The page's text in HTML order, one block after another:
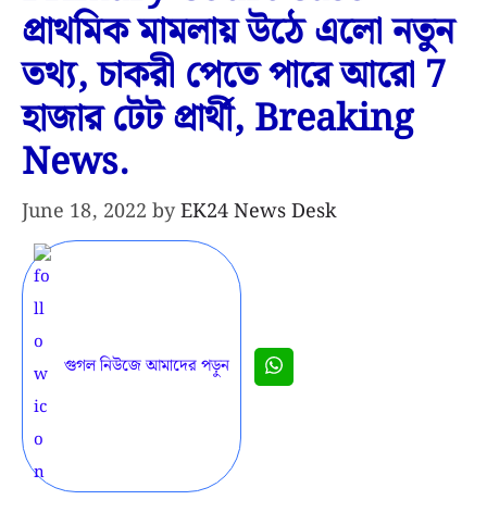
প্রাথমিক মামলায় উঠে এলো নতুন
তথ্য, চাকরী পেতে পারে আরো 7
হাজার টেট প্রার্থী, Breaking
News.
June 18, 2022 byEK24 News Desk
গুগল নিউজে আমাদের পড়ুন